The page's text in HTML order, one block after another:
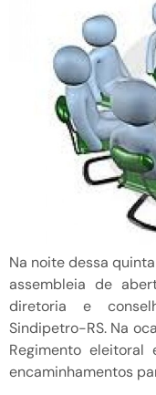
Na noite dessa
assembleia de
diretoria e
Sindipetro-RS. Na
Regimento
encaminhamentos